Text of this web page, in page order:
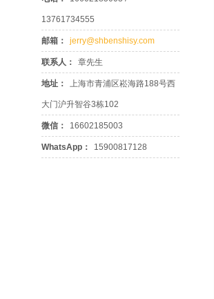
13761734555
邮箱： jerry@shbenshisy.com
联系人： 章先生
地址： 上海市青浦区崧海路188号西
大门沪升智谷3栋102
微信： 16602185003
WhatsApp： 15900817128